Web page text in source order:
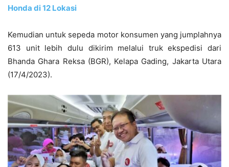
Honda di 12 Lokasi
Kemudian untuk sepeda motor konsumen yang jumplahnya
613 unit lebih dulu dikirim melalui truk ekspedisi dari
Bhanda Ghara Reksa (BGR), Kelapa Gading, Jakarta Utara
(17/4/2023).